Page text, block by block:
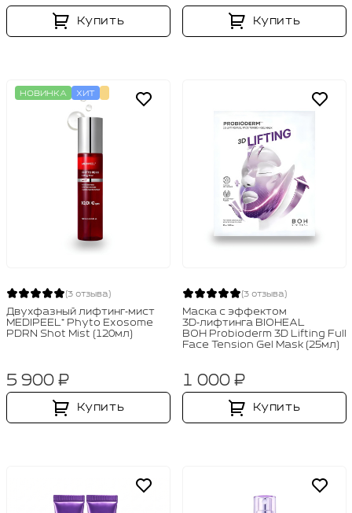
Купить Купить
НОВИНКА ХИТ
(3 отзыва)
Двухфазный лифтинг‑мист
MEDIPEEL⁺ Phyto Exosome
PDRN Shot Mist (120мл)
5 900 ₽
Купить
(3 отзыва)
Маска с эффектом
3D‑лифтинга BIOHEAL
BOH Probioderm 3D Lifting Full
Face Tension Gel Mask (25мл)
1 000 ₽
Купить